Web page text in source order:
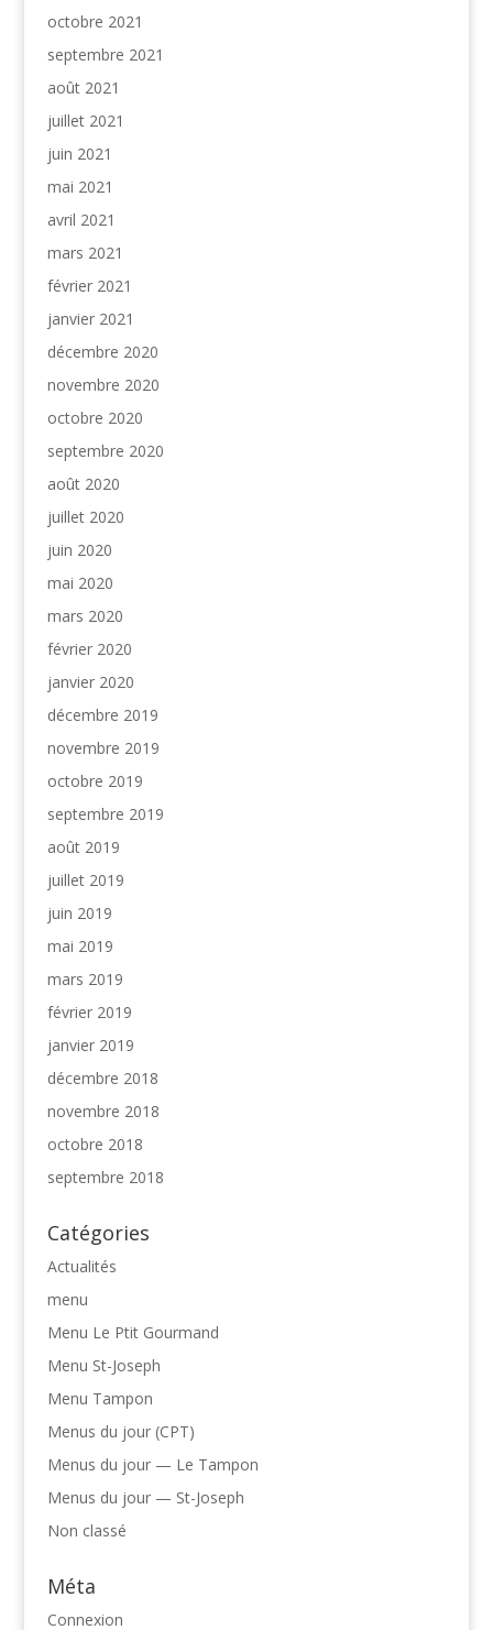
octobre 2021
septembre 2021
août 2021
juillet 2021
juin 2021
mai 2021
avril 2021
mars 2021
février 2021
janvier 2021
décembre 2020
novembre 2020
octobre 2020
septembre 2020
août 2020
juillet 2020
juin 2020
mai 2020
mars 2020
février 2020
janvier 2020
décembre 2019
novembre 2019
octobre 2019
septembre 2019
août 2019
juillet 2019
juin 2019
mai 2019
mars 2019
février 2019
janvier 2019
décembre 2018
novembre 2018
octobre 2018
septembre 2018
Catégories
Actualités
menu
Menu Le Ptit Gourmand
Menu St-Joseph
Menu Tampon
Menus du jour (CPT)
Menus du jour — Le Tampon
Menus du jour — St-Joseph
Non classé
Méta
Connexion